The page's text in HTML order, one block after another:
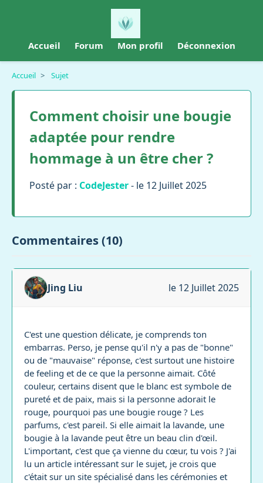
Accueil Forum Mon profil Déconnexion
Accueil > Sujet
Comment choisir une bougie
adaptée pour rendre
hommage à un être cher ?
Posté par : CodeJester- le 12 Juillet 2025
Commentaires (10)
Jing Liu le 12 Juillet 2025
C'est une question délicate, je comprends ton
embarras. Perso, je pense qu'il n'y a pas de "bonne"
ou de "mauvaise" réponse, c'est surtout une histoire
de feeling et de ce que la personne aimait. Côté
couleur, certains disent que le blanc est symbole de
pureté et de paix, mais si la personne adorait le
rouge, pourquoi pas une bougie rouge ? Les
parfums, c'est pareil. Si elle aimait la lavande, une
bougie à la lavande peut être un beau clin d'œil.
L'important, c'est que ça vienne du cœur, tu vois ? J'ai
lu un article intéressant sur le sujet, je crois que
c'était sur un site spécialisé dans les cérémonies et